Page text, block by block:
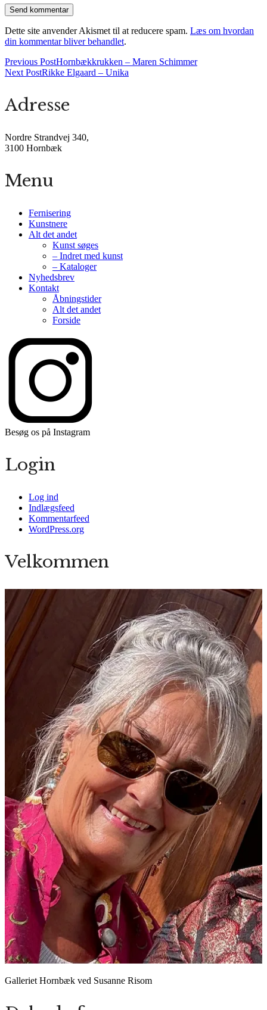
Dette site anvender Akismet til at reducere spam. Læs om hvordan
din kommentar bliver behandlet.
Previous PostHornbækkrukken – Maren Schimmer
Next PostRikke Elgaard – Unika
Adresse
Nordre Strandvej 340,
3100 Hornbæk
Menu
Fernisering
Kunstnere
Alt det andet
Kunst søges
– Indret med kunst
– Kataloger
Nyhedsbrev
Kontakt
Åbningstider
Alt det andet
Forside
Besøg os på Instagram
Login
Log ind
Indlægsfeed
Kommentarfeed
WordPress.org
Velkommen
Galleriet Hornbæk ved Susanne Risom